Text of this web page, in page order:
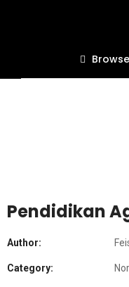
Browse
Pendidikan
Author:
Category: